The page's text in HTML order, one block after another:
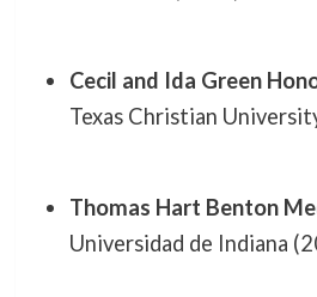
Cecil and Ida Green
Texas Christian
Thomas Hart Benton
Universidad de Indiana